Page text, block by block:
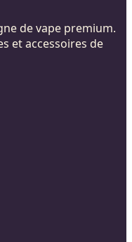
de vape premium.
et accessoires de